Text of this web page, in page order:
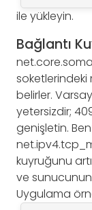
ile yükleyin.
Bağlantı
soketlerindeki
belirler.
yetersizdir;
genişletin.
kuyruğunu
ve sunucunun
Uygulama